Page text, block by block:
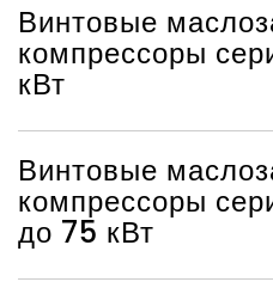
Винтовые
компрессоры
кВт
Винтовые
компрессоры
до 75 кВт